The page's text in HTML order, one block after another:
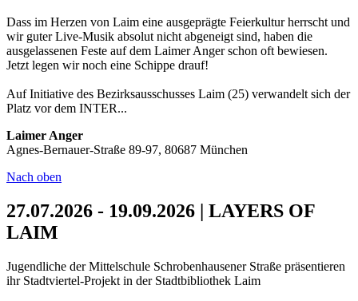
Dass im Herzen von Laim eine ausgeprägte Feierkultur herrscht und
wir guter Live-Musik absolut nicht abgeneigt sind, haben die
ausgelassenen Feste auf dem Laimer Anger schon oft bewiesen.
Jetzt legen wir noch eine Schippe drauf!
Auf Initiative des Bezirksausschusses Laim (25) verwandelt sich der
Platz vor dem INTER...
Laimer Anger
Agnes-Bernauer-Straße 89-97, 80687 München
Nach oben
27.07.2026 - 19.09.2026 | LAYERS OF
LAIM
Jugendliche der Mittelschule Schrobenhausener Straße präsentieren
ihr Stadtviertel-Projekt in der Stadtbibliothek Laim